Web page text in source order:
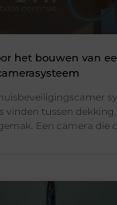
het bouwen van
vinden tussen
Een camera die